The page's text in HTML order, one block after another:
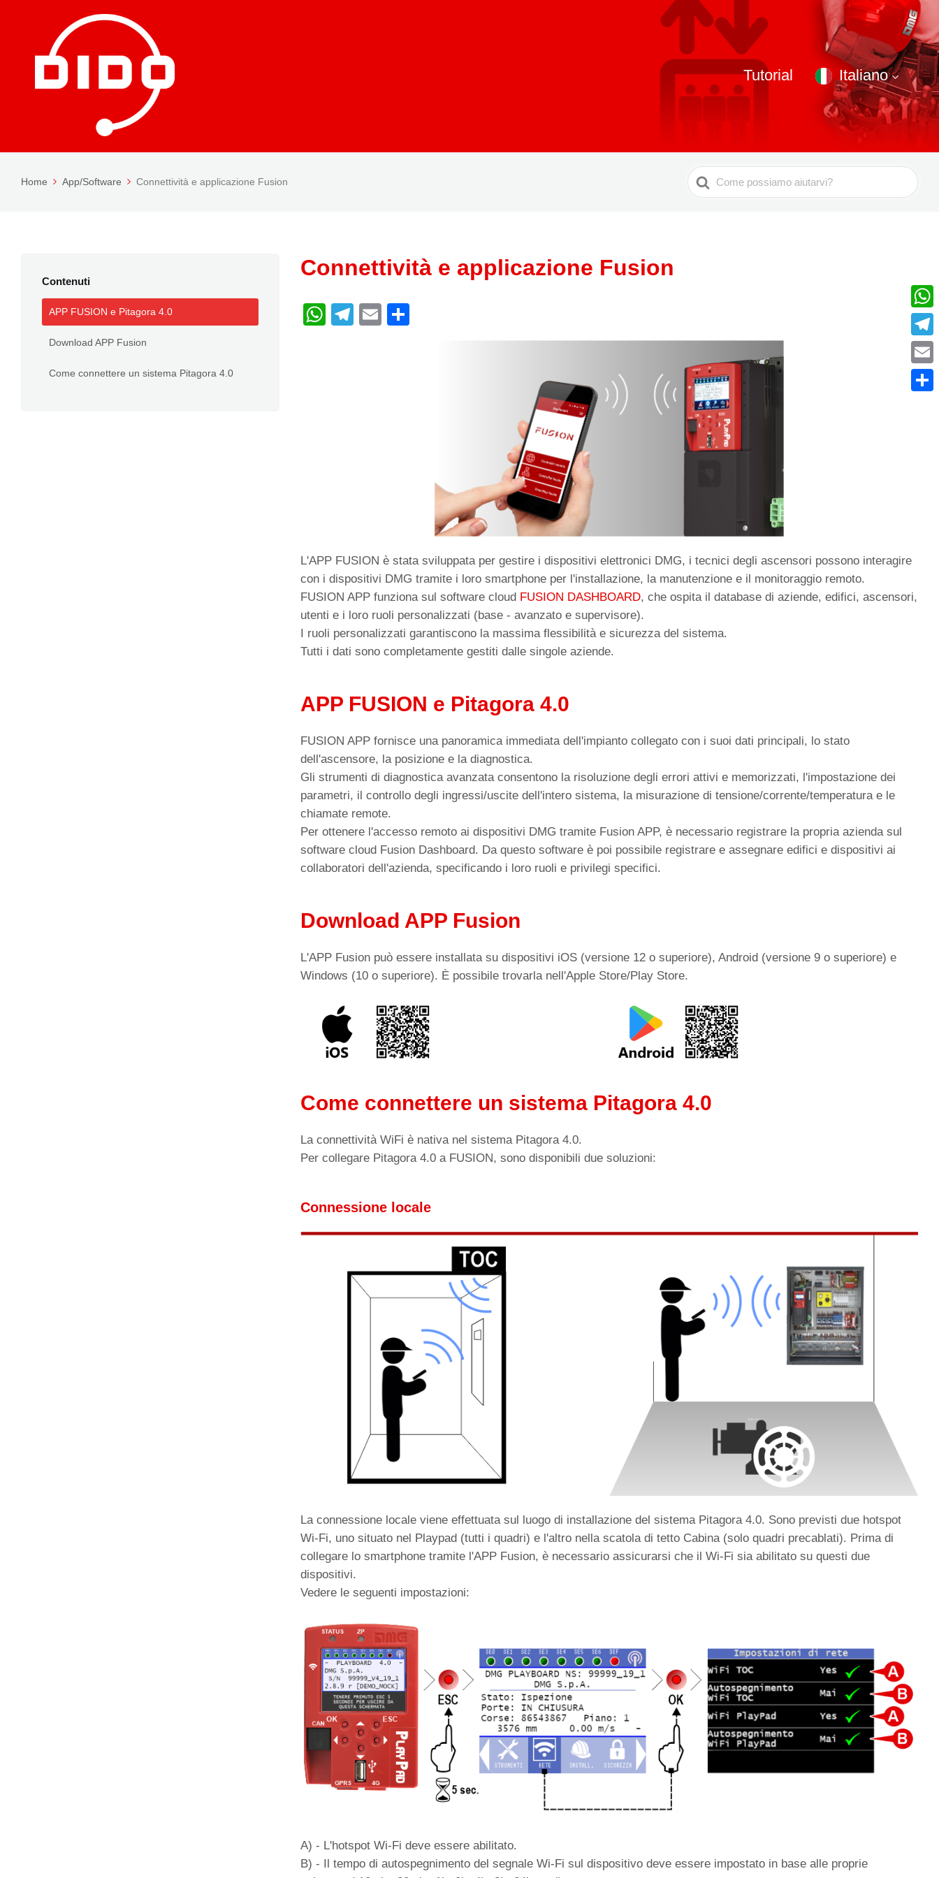
Tutorial Italiano
Home App/Software Connettività e applicazione Fusion
Ricerca
per
Contenuti
APP FUSION e Pitagora 4.0
Download APP Fusion
Come connettere un sistema Pitagora 4.0
Connettività e applicazione Fusion
W
T
E
L'APP FUSION è stata sviluppata per gestire i dispositivi elettronici DMG, i tecnici degli ascensori possono interagire
con i dispositivi DMG tramite i loro smartphone per l'installazione, la manutenzione e il monitoraggio remoto.
FUSION APP funziona sul software cloud FUSION DASHBOARD,che ospita il database di aziende, edifici, ascensori,
utenti e i loro ruoli personalizzati (base - avanzato e supervisore).
I ruoli personalizzati garantiscono la massima flessibilità e sicurezza del sistema.
Tutti i dati sono completamente gestiti dalle singole aziende.
APP FUSION e Pitagora 4.0
FUSION APP fornisce una panoramica immediata dell'impianto collegato con i suoi dati principali, lo stato
dell'ascensore, la posizione e la diagnostica.
Gli strumenti di diagnostica avanzata consentono la risoluzione degli errori attivi e memorizzati, l'impostazione dei
parametri, il controllo degli ingressi/uscite dell'intero sistema, la misurazione di tensione/corrente/temperatura e le
chiamate remote.
Per ottenere l'accesso remoto ai dispositivi DMG tramite Fusion APP, è necessario registrare la propria azienda sul
software cloud Fusion Dashboard. Da questo software è poi possibile registrare e assegnare edifici e dispositivi ai
collaboratori dell'azienda, specificando i loro ruoli e privilegi specifici.
Download APP Fusion
L'APP Fusion può essere installata su dispositivi iOS (versione 12 o superiore), Android (versione 9 o superiore) e
Windows (10 o superiore). È possibile trovarla nell'Apple Store/Play Store.
Come connettere un sistema Pitagora 4.0
La connettività WiFi è nativa nel sistema Pitagora 4.0.
Per collegare Pitagora 4.0 a FUSION, sono disponibili due soluzioni:
Connessione locale
La connessione locale viene effettuata sul luogo di installazione del sistema Pitagora 4.0. Sono previsti due hotspot
Wi-Fi, uno situato nel Playpad (tutti i quadri) e l'altro nella scatola di tetto Cabina (solo quadri precablati). Prima di
collegare lo smartphone tramite l'APP Fusion, è necessario assicurarsi che il Wi-Fi sia abilitato su questi due
dispositivi.
Vedere le seguenti impostazioni:
A) - L'hotspot Wi-Fi deve essere abilitato.
B) - Il tempo di autospegnimento del segnale Wi-Fi sul dispositivo deve essere impostato in base alle proprie